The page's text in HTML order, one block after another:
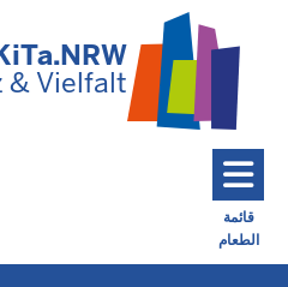
& Vielfalt
قائمة
الطعام
Toggle navigation: Main Menu